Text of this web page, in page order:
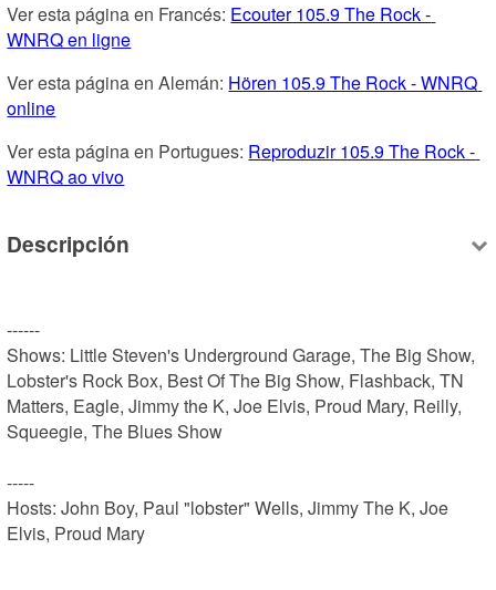
Ver esta página en Francés: Ecouter 105.9 The Rock -
WNRQ en ligne
Ver esta página en Alemán: Hören 105.9 The Rock - WNRQ
online
Ver esta página en Portugues: Reproduzir 105.9 The Rock -
WNRQ ao vivo
Descripción
------
Shows: Little Steven's Underground Garage, The Big Show,
Lobster's Rock Box, Best Of The Big Show, Flashback, TN
Matters, Eagle, Jimmy the K, Joe Elvis, Proud Mary, Reilly,
Squeegie, The Blues Show
-----
Hosts: John Boy, Paul "lobster" Wells, Jimmy The K, Joe
Elvis, Proud Mary